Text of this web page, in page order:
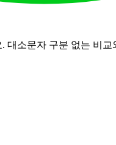
대소문자 구분 없는 비